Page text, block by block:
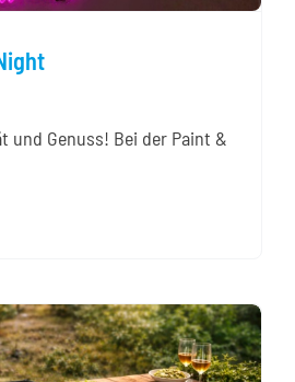
und Genuss! Bei der Paint &